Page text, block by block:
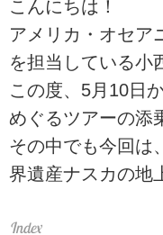
こんにちは！
アメリカ・オセア
を担当している小
この度、5月10日
めぐるツアーの添
その中でも今回は
界遺産ナスカの地